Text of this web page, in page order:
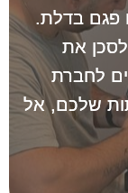
פגם בדלת.
את
לחברת
שלכם, אל